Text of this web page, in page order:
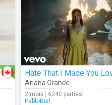
Ariana Grande
2 mois | 6240 parties
PabloBiel